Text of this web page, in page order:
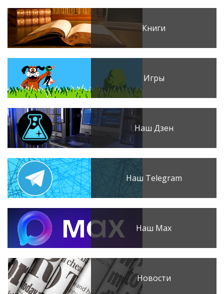
Книги
Игры
Наш Дзен
Наш Telegram
Наш Max
Новости